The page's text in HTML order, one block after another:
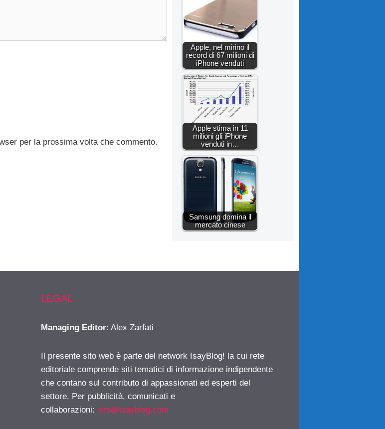
per la prossima volta che commento.
Apple, nel mirino il
record di 67 milioni di
iPhone venduti
Apple stima in 11
milioni gli iPhone
venduti in…
Samsung domina il
mercato cinese
LEGAL
Managing Editor: Alex Zarfati
Il presente sito web è parte del network IsayBlog! la cui rete
editoriale comprende siti tematici di informazione indipendente
che contano sul contributo di appassionati ed esperti del
settore. Per pubblicità, comunicati e
collaborazioni: info@isayblog.com